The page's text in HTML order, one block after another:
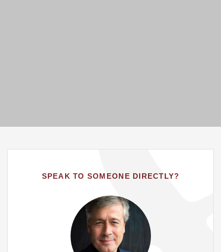
SPEAK TO SOMEONE DIRECTLY?